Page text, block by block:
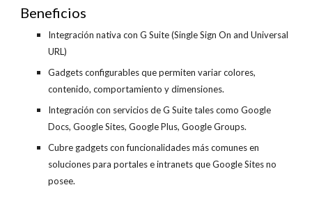
Beneficios
Integración nativa con G Suite (Single Sign On and Universal
URL)
Gadgets configurables que permiten variar colores,
contenido, comportamiento y dimensiones.
Integración con servicios de G Suite tales como Google
Docs, Google Sites, Google Plus, Google Groups.
Cubre gadgets con funcionalidades más comunes en
soluciones para portales e intranets que Google Sites no
posee.